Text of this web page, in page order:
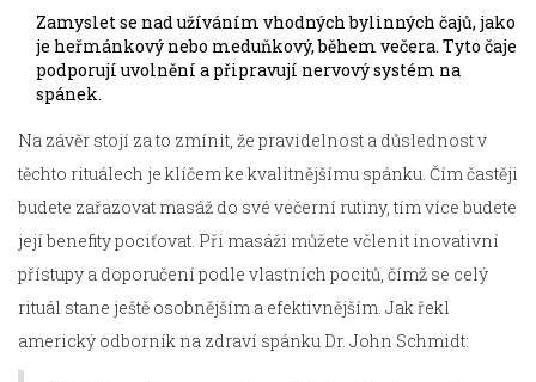
Zamyslet se nad užíváním vhodných bylinných čajů, jako
je heřmánkový nebo meduňkový, během večera. Tyto čaje
podporují uvolnění a připravují nervový systém na
spánek.
Na závěr stojí za to zmínit, že pravidelnost a důslednost v
těchto rituálech je klíčem ke kvalitnějšímu spánku. Čím častěji
budete zařazovat masáž do své večerní rutiny, tím více budete
její benefity pociťovat. Při masáži můžete včlenit inovativní
přístupy a doporučení podle vlastních pocitů, čímž se celý
rituál stane ještě osobnějším a efektivnějším. Jak řekl
americký odborník na zdraví spánku Dr. John Schmidt: